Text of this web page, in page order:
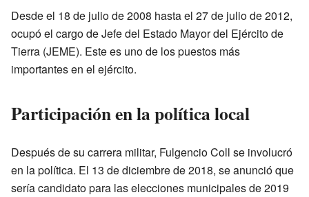
Desde el 18 de julio de 2008 hasta el 27 de julio de 2012,
ocupó el cargo de Jefe del Estado Mayor del Ejército de
Tierra (JEME). Este es uno de los puestos más
importantes en el ejército.
Participación en la política local
Después de su carrera militar, Fulgencio Coll se involucró
en la política. El 13 de diciembre de 2018, se anunció que
sería candidato para las elecciones municipales de 2019